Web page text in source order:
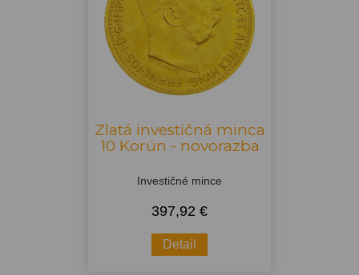
Zlatá investičná minca
10 Korún - novorazba
Investičné mince
397,92 €
Detail